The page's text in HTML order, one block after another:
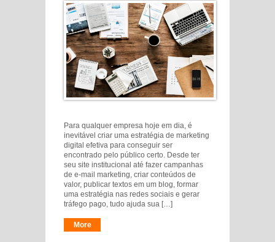
Para qualquer empresa hoje em dia, é
inevitável criar uma estratégia de marketing
digital efetiva para conseguir ser
encontrado pelo público certo. Desde ter
seu site institucional até fazer campanhas
de e-mail marketing, criar conteúdos de
valor, publicar textos em um blog, formar
uma estratégia nas redes sociais e gerar
tráfego pago, tudo ajuda sua […]
More